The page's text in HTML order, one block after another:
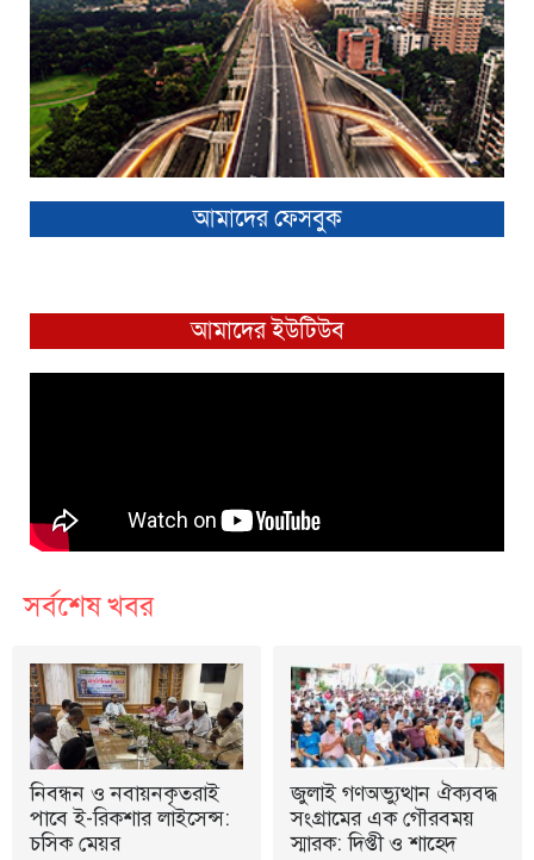
আমাদের ফেসবুক
আমাদের ইউটিউব
সর্বশেষ খবর
নিবন্ধন ও নবায়নকৃতরাই
পাবে ই-রিকশার লাইসেন্স:
চসিক মেয়র
জুলাই গণঅভ্যুত্থান ঐক্যবদ্ধ
সংগ্রামের এক গৌরবময়
স্মারক: দিপ্তী ও শাহেদ